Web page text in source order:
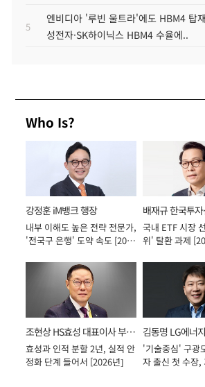
5
엔비디아 '루빈 울트라'에도 HBM4 탑
성전자·SK하이닉스 HBM4 수율에..
Who Is?
강정훈 iM뱅크 행장
내부 이해도 높은 전략 전문가,
'전국구 은행' 도약 속도 [2026
배재규 한국투
표이사 사장
국내 ETF 시장
위' 탈환 과제
조현상 HS효성 대표이사 부회
장
효성과 인적 분할 2년, 실적 안
정화 단계 들어서 [2026년]
김동명 LG에너
이사 사장
'기술중심' 구광
자 출신 첫 수장,